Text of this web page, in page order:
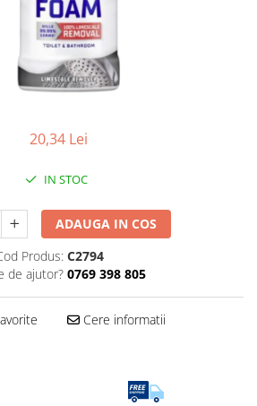
textile
casnic
20,34 Lei
IN STOC
ADAUGA IN COS
Produs: C2794
de ajutor? 0769 398 805
Cere informatii